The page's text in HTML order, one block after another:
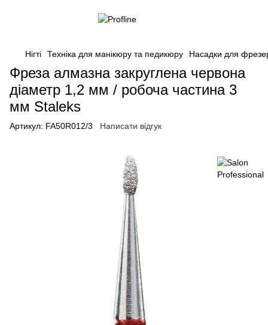
Нігті Техніка для манікюру та педикюру Насадки для
Фреза алмазна закруглена червона
діаметр 1,2 мм / робоча частина 3
мм Staleks
Артикул: FA50R012/3 Написати відгук